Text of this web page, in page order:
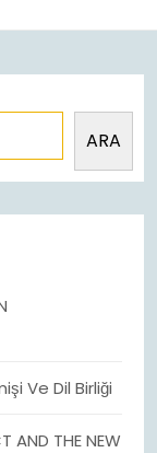
ARA
Ve Dil Birliği
AND THE NEW